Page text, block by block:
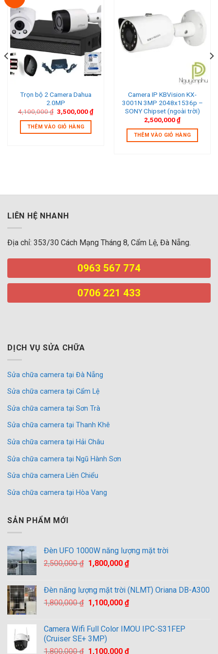
Add to wishlist
Trọn bộ 2 Camera Dahua
2.0MP
4,100,000₫ Giá
gốc
là:
4,100,000 ₫.
3,500,000₫Giá
THÊM VÀO GIỎ HÀNG
Add to wishlist
Camera IP KBVision KX-
3001N 3MP 2048x1536p –
SONY Chipset (ngoài trời)
2,500,000₫
THÊM VÀO GIỎ HÀNG
LIÊN HỆ NHANH
Địa chỉ: 353/30 Cách Mạng Tháng 8, Cẩm Lệ, Đà Nẵng.
0963 567 774
0706 221 433
DỊCH VỤ SỬA CHỮA
Sửa chữa camera tại Đà Nẵng
Sửa chữa camera tại Cẩm Lệ
Sửa chữa camera tại Sơn Trà
Sửa chữa camera tại Thanh Khê
Sửa chữa camera tại Hải Châu
Sửa chữa camera tại Ngũ Hành Sơn
Sửa chữa camera Liên Chiểu
Sửa chữa camera tại Hòa Vang
SẢN PHẨM MỚI
Đèn UFO 1000W năng lượng mặt trời
2,500,000₫ Giá
2,500,000 ₫.
1,800,000 ₫Giá
là:
1,800,000 ₫.
Đèn năng lượng mặt trời (NLMT) Oriana DB-A300
1,800,000₫ Giá
1,800,000 ₫.
1,100,000 ₫Giá
là:
Camera Wifi Full Color IMOU IPC-S31FEP
(Cruiser SE+ 3MP)
1,800,000₫ Giá
1,100,000 ₫Giá